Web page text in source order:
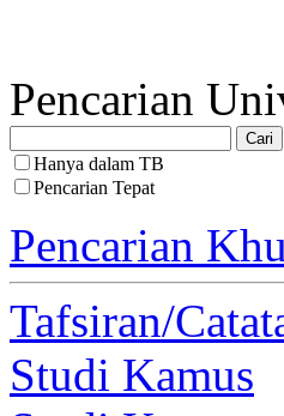
Pencarian
Hanya dalam TB
Pencarian Tepat
Pencarian
Tafsiran/
Studi Kamus